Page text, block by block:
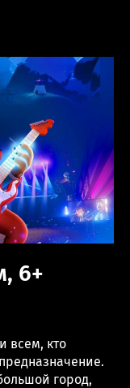
6+
всем, кто
город,